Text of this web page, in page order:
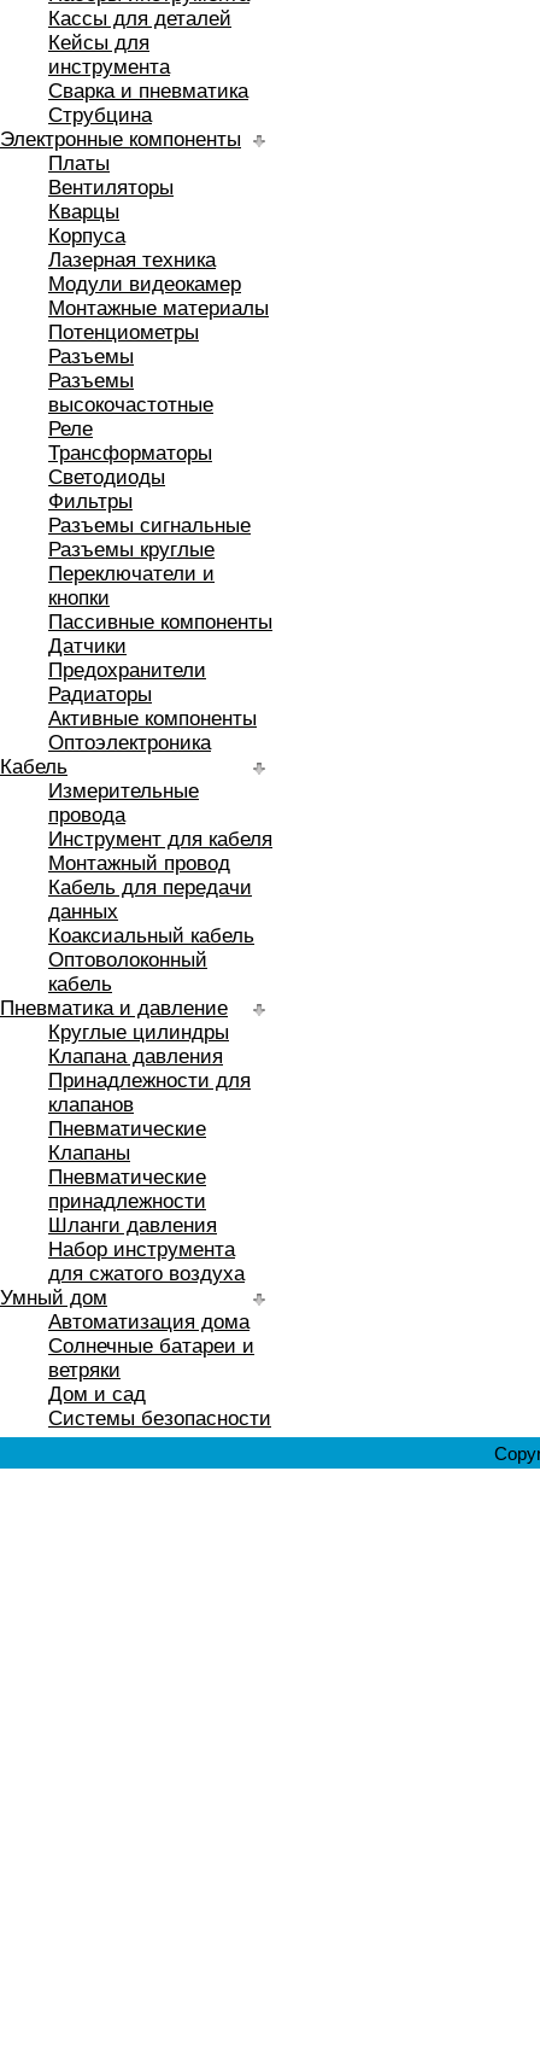
Кассы для деталей
Кейсы для
инструмента
Сварка и пневматика
Струбцина
Электронные компоненты
Платы
Вентиляторы
Кварцы
Корпуса
Лазерная техника
Модули видеокамер
Монтажные материалы
Потенциометры
Разъемы
Разъемы
высокочастотные
Реле
Трансформаторы
Светодиоды
Фильтры
Разъемы сигнальные
Разъемы круглые
Переключатели и
кнопки
Пассивные компоненты
Датчики
Предохранители
Радиаторы
Активные компоненты
Оптоэлектроника
Кабель
Измерительные
провода
Инструмент для кабеля
Монтажный провод
Кабель для передачи
данных
Коаксиальный кабель
Оптоволоконный
кабель
Пневматика и давление
Круглые цилиндры
Клапана давления
Принадлежности для
клапанов
Пневматические
Клапаны
Пневматические
принадлежности
Шланги давления
Набор инструмента
для сжатого воздуха
Умный дом
Автоматизация дома
Солнечные батареи и
ветряки
Дом и сад
Системы безопасности